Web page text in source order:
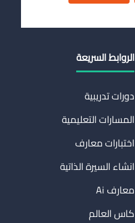
الروابط السريعة
دورات تدريبية
المسارات التعليمية
اختبارات معارف
انشاء السيرة الذاتية
معارف Ai
كاس العالم